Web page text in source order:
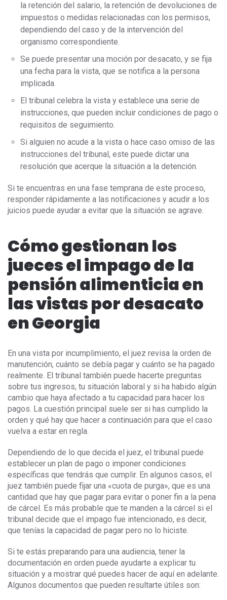
la retención del salario, la retención de devoluciones de
impuestos o medidas relacionadas con los permisos,
dependiendo del caso y de la intervención del
organismo correspondiente.
Se puede presentar una moción por desacato, y se fija
una fecha para la vista, que se notifica a la persona
implicada.
El tribunal celebra la vista y establece una serie de
instrucciones, que pueden incluir condiciones de pago o
requisitos de seguimiento.
Si alguien no acude a la vista o hace caso omiso de las
instrucciones del tribunal, este puede dictar una
resolución que acerque la situación a la detención.
Si te encuentras en una fase temprana de este proceso,
responder rápidamente a las notificaciones y acudir a los
juicios puede ayudar a evitar que la situación se agrave.
Cómo gestionan los
jueces el impago de la
pensión alimenticia en
las vistas por desacato
en Georgia
En una vista por incumplimiento, el juez revisa la orden de
manutención, cuánto se debía pagar y cuánto se ha pagado
realmente. El tribunal también puede hacerte preguntas
sobre tus ingresos, tu situación laboral y si ha habido algún
cambio que haya afectado a tu capacidad para hacer los
pagos. La cuestión principal suele ser si has cumplido la
orden y qué hay que hacer a continuación para que el caso
vuelva a estar en regla.
Dependiendo de lo que decida el juez, el tribunal puede
establecer un plan de pago o imponer condiciones
específicas que tendrás que cumplir. En algunos casos, el
juez también puede fijar una «cuota de purga», que es una
cantidad que hay que pagar para evitar o poner fin a la pena
de cárcel. Es más probable que te manden a la cárcel si el
tribunal decide que el impago fue intencionado, es decir,
que tenías la capacidad de pagar pero no lo hiciste.
Si te estás preparando para una audiencia, tener la
documentación en orden puede ayudarte a explicar tu
situación y a mostrar qué puedes hacer de aquí en adelante.
Algunos documentos que pueden resultarte útiles son: